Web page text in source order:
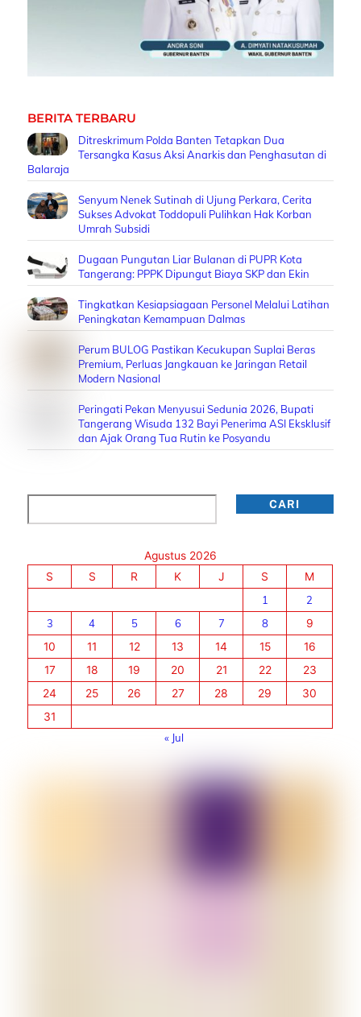
BERITA TERBARU
Ditreskrimum Polda Banten Tetapkan Dua
Tersangka Kasus Aksi Anarkis dan Penghasutan di
Balaraja
Senyum Nenek Sutinah di Ujung Perkara, Cerita
Sukses Advokat Toddopuli Pulihkan Hak Korban
Umrah Subsidi
Dugaan Pungutan Liar Bulanan di PUPR Kota
Tangerang: PPPK Dipungut Biaya SKP dan Ekin
Tingkatkan Kesiapsiagaan Personel Melalui Latihan
Peningkatan Kemampuan Dalmas
Perum BULOG Pastikan Kecukupan Suplai Beras
Premium, Perluas Jangkauan ke Jaringan Retail
Modern Nasional
Peringati Pekan Menyusui Sedunia 2026, Bupati
Tangerang Wisuda 132 Bayi Penerima ASI Eksklusif
dan Ajak Orang Tua Rutin ke Posyandu
CARI
Agustus 2026
S
S R K J S
M
1
2
3
4 5 6 7 8
9
10
11 12 13 14 15
16
17
18 19 20 21 22
23
24
25 26 27 28 29
30
31
« Jul